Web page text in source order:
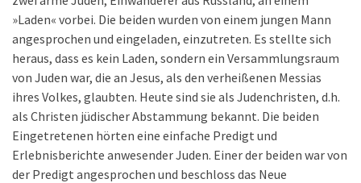
»Laden« vorbei. Die beiden wurden von einem jungen Mann
angesprochen und eingeladen, einzutreten. Es stellte sich
heraus, dass es kein Laden, sondern ein Versammlungsraum
von Juden war, die an Jesus, als den verheißenen Messias
ihres Volkes, glaubten. Heute sind sie als Judenchristen, d.h.
als Christen jüdischer Abstammung bekannt. Die beiden
Eingetretenen hörten eine einfache Predigt und
Erlebnisberichte anwesender Juden. Einer der beiden war von
der Predigt angesprochen und beschloss das Neue